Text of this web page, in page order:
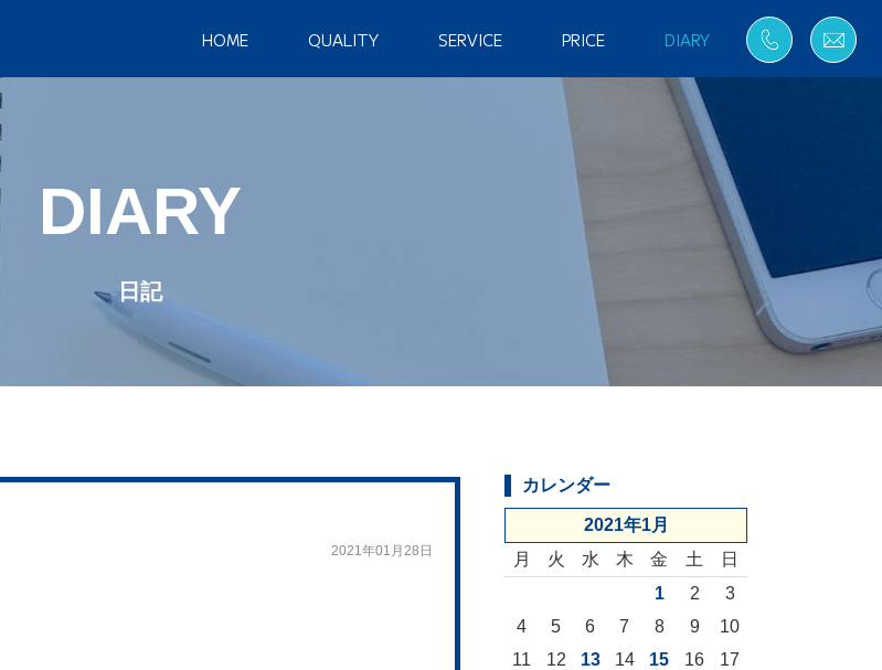
HOME QUALITY SERVICE PRICE DIARY
DIARY
日記
2021年01月28日
カレンダー
2021年1月
月
火 水 木 金 土 日
1 2
3
4
5 6 7 8 9
10
11
12 13 14 15 16
17